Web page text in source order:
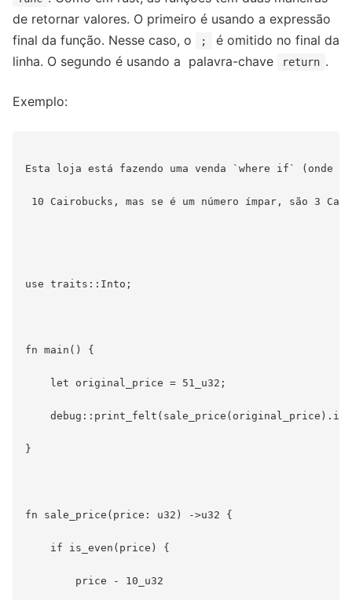
de retornar valores. O primeiro é usando a expressão
final da função. Nesse caso, o
;
é omitido no final da
linha. O segundo é usando a palavra-chave
return .
Exemplo:
Esta loja está fazendo uma venda `where if` (onde
10 Cairobucks, mas se é um número ímpar, são 3
use traits::Into;
fn main() {
let original_price = 51_u32;
}
fn sale_price(price: u32) ->u32 {
if is_even(price) {
price - 10_u32